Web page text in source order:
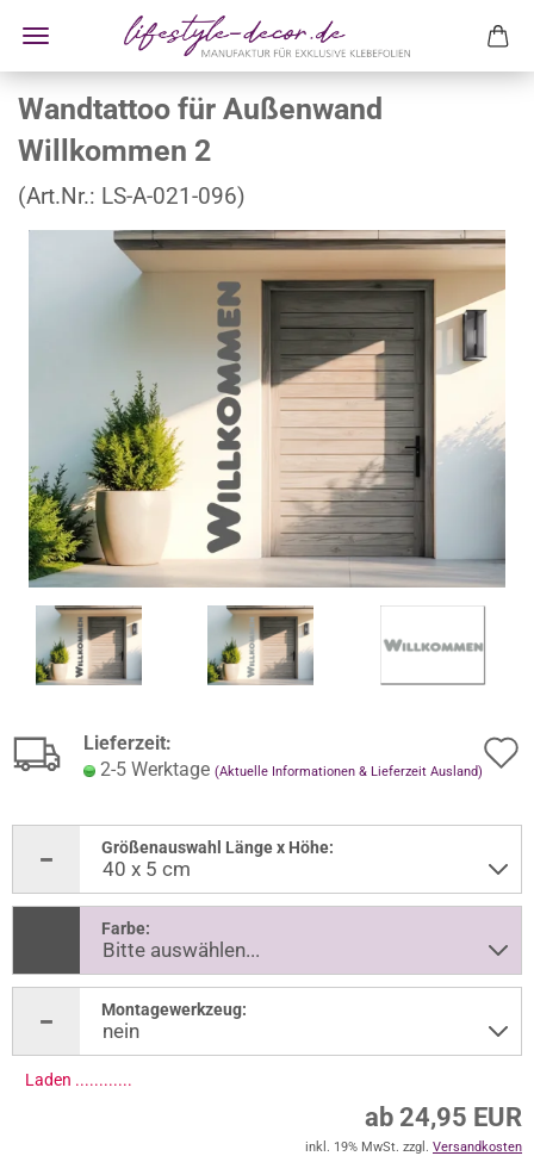
Wandtattoo für Außenwand
Willkommen 2
(Art.Nr.: LS-A-021-096)
Lieferzeit:
2-5 Werktage (Aktuelle Informationen & Lieferzeit Ausland)
Größenauswahl Länge x Höhe:
Farbe:
Montagewerkzeug:
Laden .............
ab 24,95 EUR
inkl. 19% MwSt. zzgl. Versandkosten